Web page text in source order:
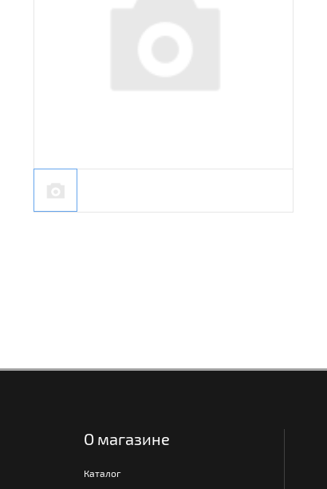
О магазине
Каталог